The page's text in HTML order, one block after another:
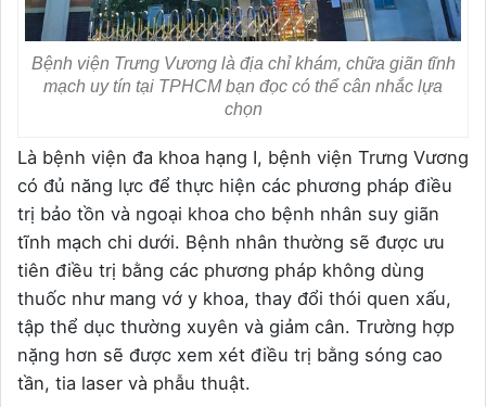
Bệnh viện Trưng Vương là địa chỉ khám, chữa giãn tĩnh
mạch uy tín tại TPHCM bạn đọc có thể cân nhắc lựa
chọn
Là bệnh viện đa khoa hạng I, bệnh viện Trưng Vương
có đủ năng lực để thực hiện các phương pháp điều
trị bảo tồn và ngoại khoa cho bệnh nhân suy giãn
tĩnh mạch chi dưới. Bệnh nhân thường sẽ được ưu
tiên điều trị bằng các phương pháp không dùng
thuốc như mang vớ y khoa, thay đổi thói quen xấu,
tập thể dục thường xuyên và giảm cân. Trường hợp
nặng hơn sẽ được xem xét điều trị bằng sóng cao
tần, tia laser và phẫu thuật.